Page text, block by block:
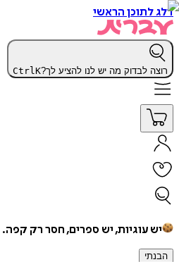
דלג לתוכן הראשי
רוצה לבדוק מה יש לנו להציע לך? CtrlK
יש עוגיות, יש ספרים, חסר רק קפה.
הבנתי